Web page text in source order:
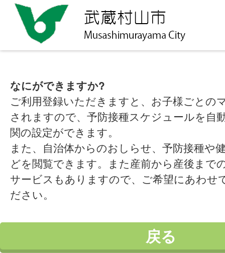
なにができますか?
ご利用登録いただきますと、お子様ごとの
されますので、予防接種スケジュールを自
関の設定ができます。
また、自治体からのおしらせ、予防接種や
どを閲覧できます。また産前から産後まで
サービスもありますので、ご希望にあわせ
ださい。
戻る